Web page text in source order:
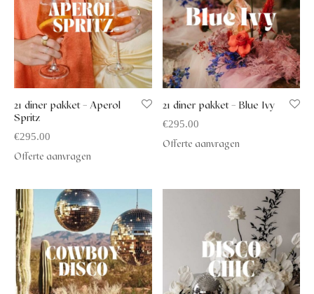
21 diner pakket – Aperol
Spritz
€295.00
Offerte aanvragen
21 diner pakket – Blue Ivy
€295.00
Offerte aanvragen